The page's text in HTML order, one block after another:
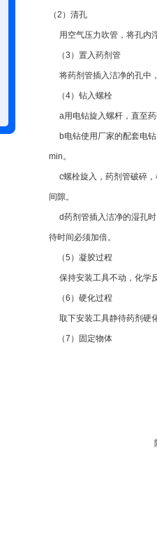
（2 ）清孔
用空气压力吹管，将孔内
（3 ）置入药剂管
将药剂管插入洁净的孔中
（4）钻入螺栓
a用电钻旋入螺杆，直至
b电钻使用厂家的配套电
min。
c螺栓旋入，药剂管破碎
间隙。
d药剂管插入洁净的湿孔
待时间必须加倍。
（5 ）凝胶过程
保持安装工具不动，化学
（6 ）硬化过程
取下安装工具静待药剂硬
（7 ）固定物体